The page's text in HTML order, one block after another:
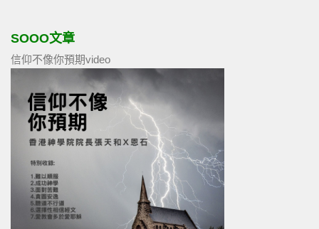
SOOO文章
信仰不像你預期video